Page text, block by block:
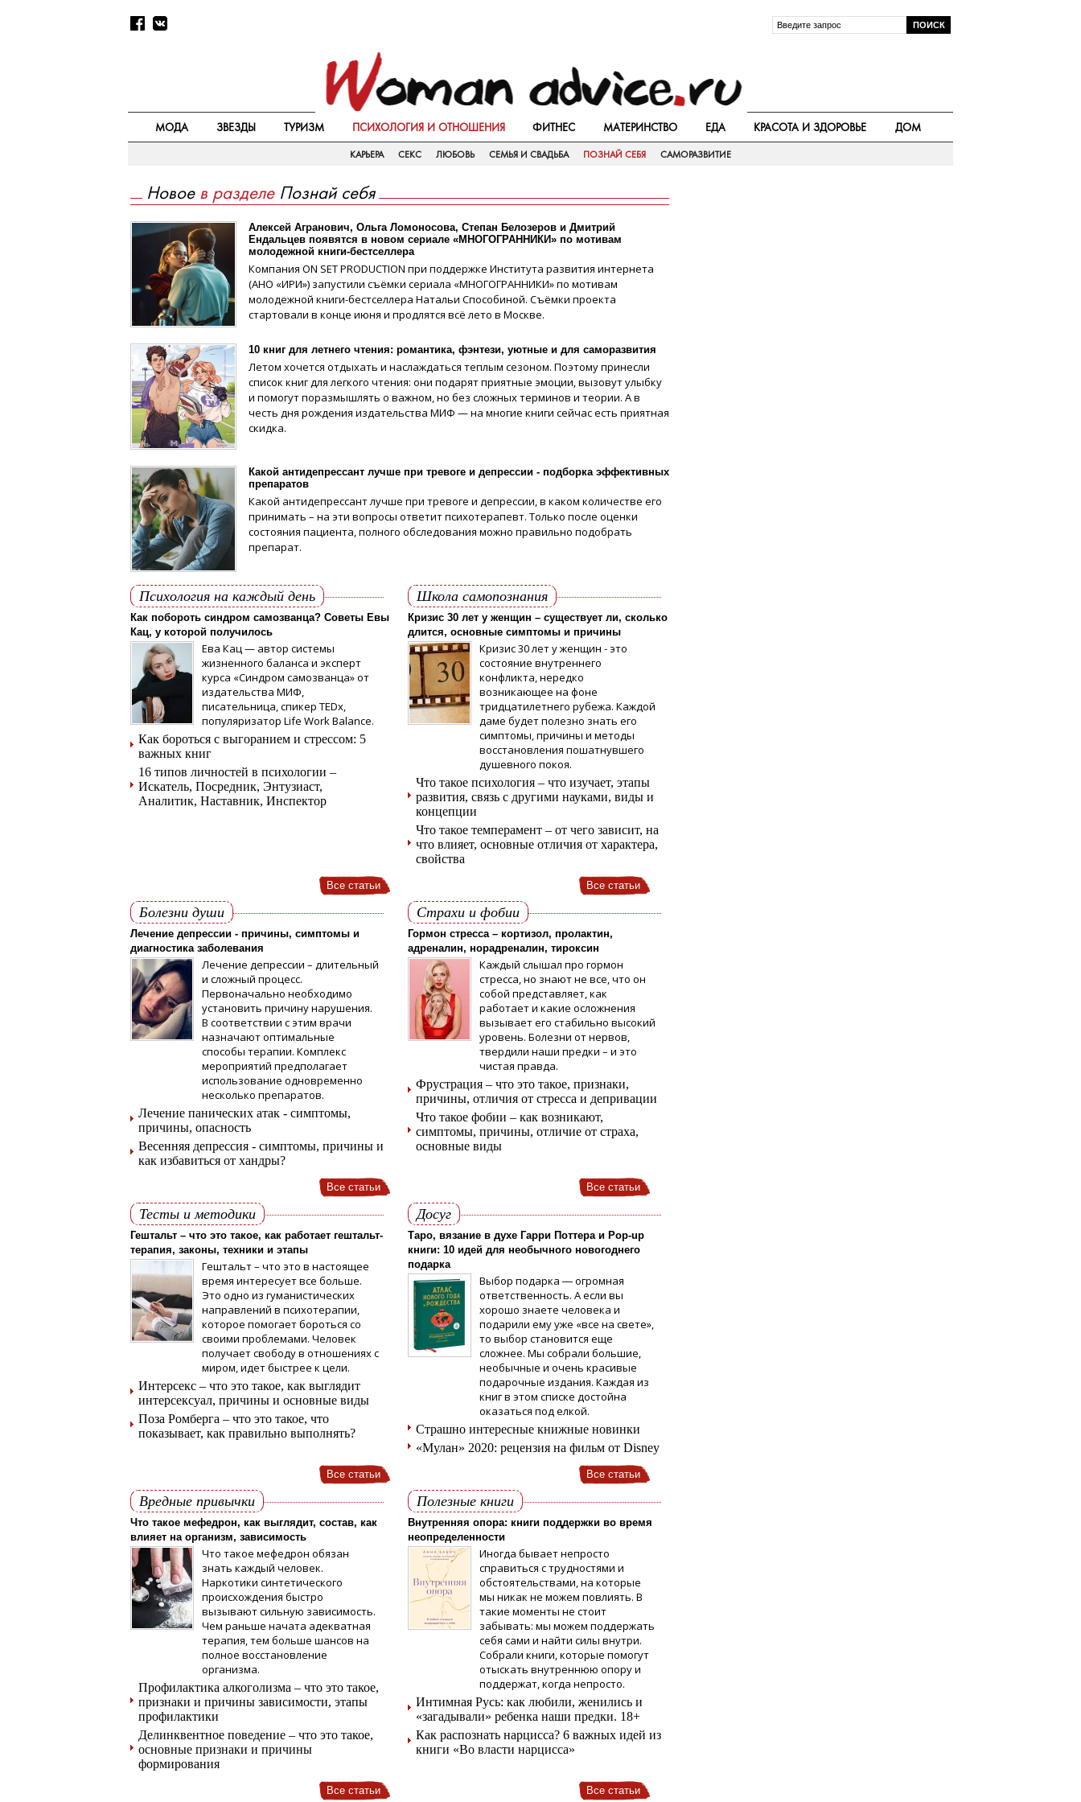
МОДА ЗВЕЗДЫ ТУРИЗМ ПСИХОЛОГИЯ И ОТНОШЕНИЯ ФИТНЕС МАТЕРИНСТВО ЕДА КРАСОТА И ЗДОРОВЬЕ ДОМ
КАРЬЕРА СЕКС ЛЮБОВЬ СЕМЬЯ И СВАДЬБА ПОЗНАЙ СЕБЯ САМОРАЗВИТИЕ
Новое в разделе Познай себя
Алексей Агранович, Ольга Ломоносова, Степан Белозеров и Дмитрий
Ендальцев появятся в новом сериале «МНОГОГРАННИКИ» по мотивам
молодежной книги-бестселлера
Компания ON SET PRODUCTION при поддержке Института развития интернета
(АНО «ИРИ») запустили съёмки сериала «МНОГОГРАННИКИ» по мотивам
молодежной книги-бестселлера Натальи Способиной. Съёмки проекта
стартовали в конце июня и продлятся всё лето в Москве.
10 книг для летнего чтения: романтика, фэнтези, уютные и для саморазвития
Летом хочется отдыхать и наслаждаться теплым сезоном. Поэтому принесли
список книг для легкого чтения: они подарят приятные эмоции, вызовут улыбку
и помогут поразмышлять о важном, но без сложных терминов и теории. А в
честь дня рождения издательства МИФ — на многие книги сейчас есть приятная
скидка.
Какой антидепрессант лучше при тревоге и депрессии - подборка эффективных
препаратов
Какой антидепрессант лучше при тревоге и депрессии, в каком количестве его
принимать – на эти вопросы ответит психотерапевт. Только после оценки
состояния пациента, полного обследования можно правильно подобрать
препарат.
Психология на каждый день
Как побороть синдром самозванца? Советы Евы
Кац, у которой получилось
Ева Кац — автор системы
жизненного баланса и эксперт
курса «Синдром самозванца» от
издательства МИФ,
писательница, спикер TEDx,
популяризатор Life Work Balance.
Как бороться с выгоранием и стрессом: 5
важных книг
16 типов личностей в психологии –
Искатель, Посредник, Энтузиаст,
Аналитик, Наставник, Инспектор
Школа самопознания
Кризис 30 лет у женщин – существует ли, сколько
длится, основные симптомы и причины
Кризис 30 лет у женщин - это
состояние внутреннего
конфликта, нередко
возникающее на фоне
тридцатилетнего рубежа. Каждой
даме будет полезно знать его
симптомы, причины и методы
восстановления пошатнувшего
душевного покоя.
Что такое психология – что изучает, этапы
развития, связь с другими науками, виды и
концепции
Что такое темперамент – от чего зависит, на
что влияет, основные отличия от характера,
свойства
Все статьи Все статьи
Болезни души
Лечение депрессии - причины, симптомы и
диагностика заболевания
Лечение депрессии – длительный
и сложный процесс.
Первоначально необходимо
установить причину нарушения.
В соответствии с этим врачи
назначают оптимальные
способы терапии. Комплекс
мероприятий предполагает
использование одновременно
несколько препаратов.
Лечение панических атак - симптомы,
причины, опасность
Весенняя депрессия - симптомы, причины и
как избавиться от хандры?
Страхи и фобии
Гормон стресса – кортизол, пролактин,
адреналин, норадреналин, тироксин
Каждый слышал про гормон
стресса, но знают не все, что он
собой представляет, как
работает и какие осложнения
вызывает его стабильно высокий
уровень. Болезни от нервов,
твердили наши предки – и это
чистая правда.
Фрустрация – что это такое, признаки,
причины, отличия от стресса и депривации
Что такое фобии – как возникают,
симптомы, причины, отличие от страха,
основные виды
Все статьи Все статьи
Тесты и методики
Гештальт – что это такое, как работает гештальт-
терапия, законы, техники и этапы
Гештальт – что это в настоящее
время интересует все больше.
Это одно из гуманистических
направлений в психотерапии,
которое помогает бороться со
своими проблемами. Человек
получает свободу в отношениях с
миром, идет быстрее к цели.
Интерсекс – что это такое, как выглядит
интерсексуал, причины и основные виды
Поза Ромберга – что это такое, что
показывает, как правильно выполнять?
Досуг
Таро, вязание в духе Гарри Поттера и Pop-up
книги: 10 идей для необычного новогоднего
подарка
Выбор подарка ― огромная
ответственность. А если вы
хорошо знаете человека и
подарили ему уже «все на свете»,
то выбор становится еще
сложнее. Мы собрали большие,
необычные и очень красивые
подарочные издания. Каждая из
книг в этом списке достойна
оказаться под елкой.
Страшно интересные книжные новинки
«Мулан» 2020: рецензия на фильм от Disney
Все статьи Все статьи
Вредные привычки
Что такое мефедрон, как выглядит, состав, как
влияет на организм, зависимость
Что такое мефедрон обязан
знать каждый человек.
Наркотики синтетического
происхождения быстро
вызывают сильную зависимость.
Чем раньше начата адекватная
терапия, тем больше шансов на
полное восстановление
организма.
Профилактика алкоголизма – что это такое,
признаки и причины зависимости, этапы
профилактики
Делинквентное поведение – что это такое,
основные признаки и причины
формирования
Полезные книги
Внутренняя опора: книги поддержки во время
неопределенности
Иногда бывает непросто
справиться с трудностями и
обстоятельствами, на которые
мы никак не можем повлиять. В
такие моменты не стоит
забывать: мы можем поддержать
себя сами и найти силы внутри.
Собрали книги, которые помогут
отыскать внутреннюю опору и
поддержат, когда непросто.
Интимная Русь: как любили, женились и
«загадывали» ребенка наши предки. 18+
Как распознать нарцисса? 6 важных идей из
книги «Во власти нарцисса»
Все статьи Все статьи